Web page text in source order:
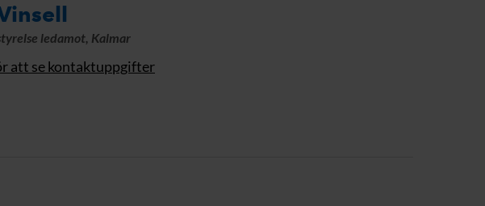
ledamot, Kalmar
att se kontaktuppgifter